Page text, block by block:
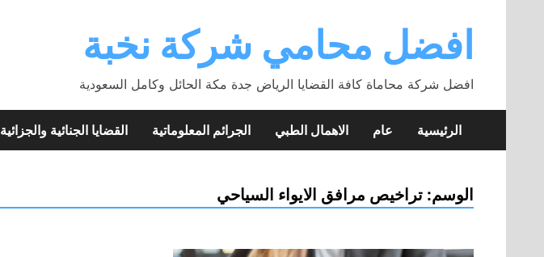
contentافضل محامي شركة نخبة
افضل شركة محاماة كافة القضايا الرياض جدة مكة الحائل وكامل السعودية
الرئيسية عام الاهمال الطبي الجرائم المعلوماتية القضايا الجنائية والجزائية
الوسم: تراخيص مرافق الايواء السياحي